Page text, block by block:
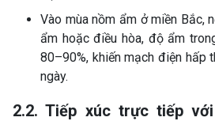
Vào mùa nồm ẩm ở miền Bắc,
ẩm hoặc điều hòa, độ ẩm
80–90%, khiến mạch điện hấp
ngày.
2.2. Tiếp xúc trực tiếp